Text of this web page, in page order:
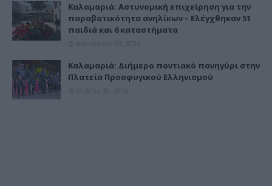
Καλαμαριά: Αστυνομική επιχείρηση για την
παραβατικότητα ανηλίκων – Ελέγχθηκαν 51
παιδιά και 6 καταστήματα
Καλαμαριά: Διήμερο ποντιακό πανηγύρι στην
Πλατεία Προσφυγικού Ελληνισμού